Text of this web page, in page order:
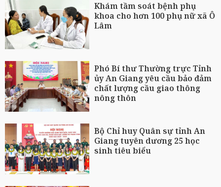
Khám tầm soát bệnh phụ
khoa cho hơn 100 phụ nữ xã Ô
Lâm
Phó Bí thư Thường trực Tỉnh
ủy An Giang yêu cầu bảo đảm
chất lượng cầu giao thông
nông thôn
Bộ Chỉ huy Quân sự tỉnh An
Giang tuyên dương 25 học
sinh tiêu biểu